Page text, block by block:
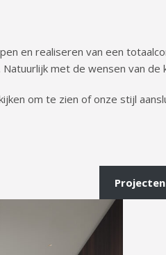
en realiseren van een
met de wensen van de
om te zien of onze stijl
Projecten